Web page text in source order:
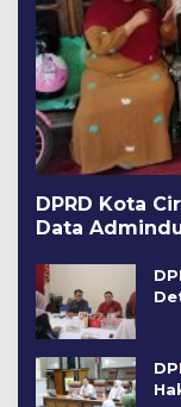
DPRD Kota
Data